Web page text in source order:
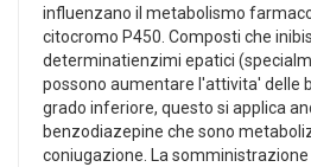
influenzano il metabolismo
citocromo P450. Composti che
determinatienzimi epatici
possono aumentare l'attivita' delle
grado inferiore, questo si applica
benzodiazepine che sono
coniugazione. La